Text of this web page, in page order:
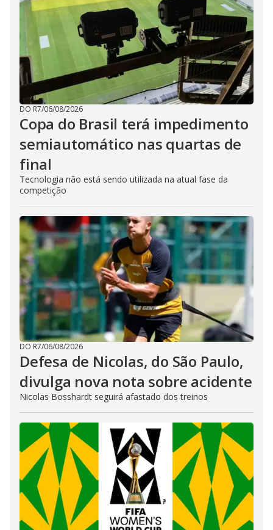
DO R7/06/08/2026
Copa do Brasil terá impedimento
semiautomático nas quartas de
final
Tecnologia não está sendo utilizada na atual fase da
competição
DO R7/06/08/2026
Defesa de Nicolas, do São Paulo,
divulga nova nota sobre acidente
Nicolas Bosshardt seguirá afastado dos treinos